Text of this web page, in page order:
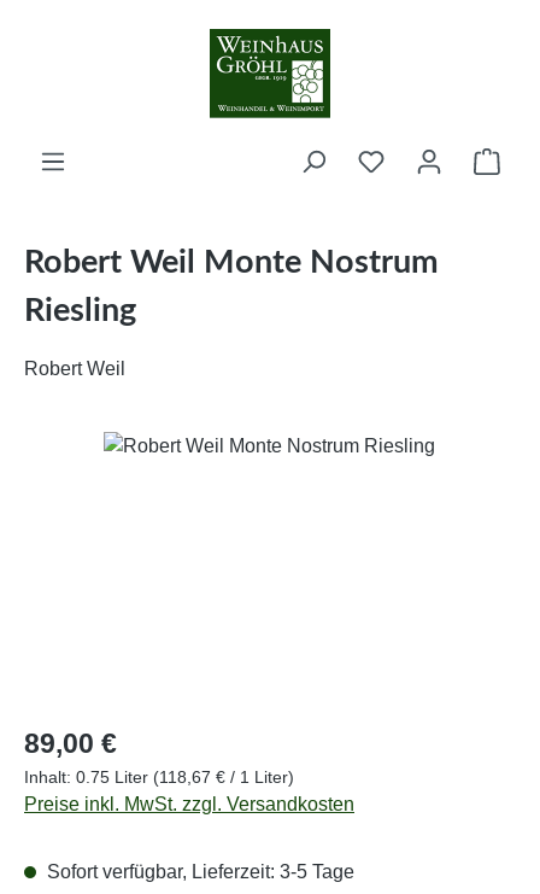
Zum Hauptinhalt springen
Robert Weil Monte Nostrum
Riesling
Robert Weil
Bildergalerie überspringen
Regulärer Preis:
89,00 €
Inhalt: 0.75 Liter (118,67 € / 1 Liter)
Preise inkl. MwSt. zzgl. Versandkosten
Sofort verfügbar, Lieferzeit: 3-5 Tage